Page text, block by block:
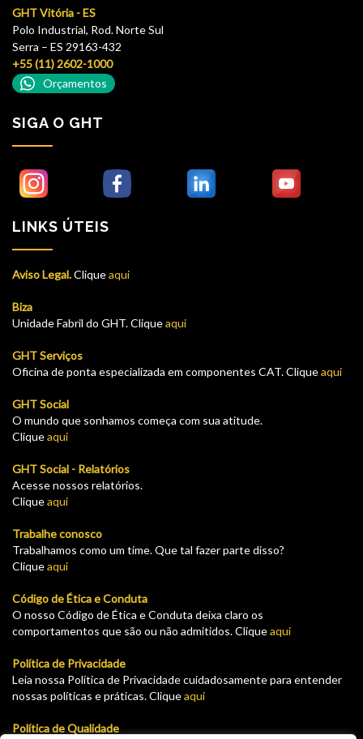
GHT Vitória - ES
Polo Industrial, Rod. Norte Sul
Serra – ES 29163-432
+55 (11) 2602-1000
Orçamentos
SIGA O GHT
LINKS ÚTEIS
Aviso Legal.Cliqueaqui
Biza
Unidade Fabril do GHT. Cliqueaqui
GHT Serviços
Oficina de ponta especializada em componentes CAT. Cliqueaqui
GHT Social
O mundo que sonhamos começa com sua atitude.
Cliqueaqui
GHT Social - Relatórios
Acesse nossos relatórios.
Cliqueaqui
Trabalhe conosco
Trabalhamos como um time. Que tal fazer parte disso?
Cliqueaqui
Código de Ética e Conduta
O nosso Código de Ética e Conduta deixa claro os
comportamentos que são ou não admitidos. Cliqueaqui
Política de Privacidade
Leia nossa Política de Privacidade cuidadosamente para entender
nossas políticas e práticas. Cliqueaqui
Política de Qualidade